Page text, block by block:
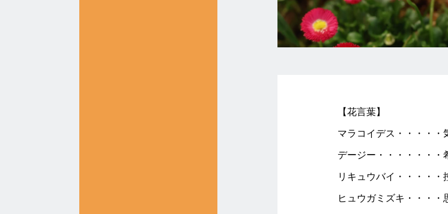
【花言葉】
マラコイデス・・・・・
デージー・・・・・・・
リキュウバイ・・・・・
ヒュウガミズキ・・・・